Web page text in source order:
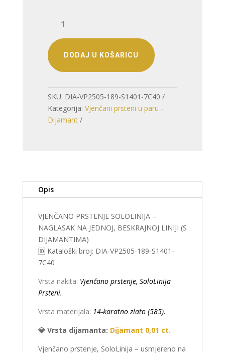
PRSTENJE
SOLOLINIJA
–
NAGLASAK
NA
BESKRAJNOJ
LINIJI
(S
DODAJ U KOŠARICU
SKU: DIA-VP2505-189-S1401-7C40
Kategorija: Vjenčani prsteni u paru -
Dijamant
Opis
VJENČANO PRSTENJE SOLOLINIJA –
NAGLASAK NA JEDNOJ, BESKRAJNOJ LINIJI (S
DIJAMANTIMA)
🆔 Kataloški broj: DIA-VP2505-189-S1401-
7C40
Vrsta nakita: Vjenčano prstenje, SoloLinija
Prsteni.
Vrsta materijala: 14-karatno zlato (585).
💎 Vrsta dijamanta: Dijamant 0,01 ct.
Vjenčano prstenje, SoloLinija – usmjereno na